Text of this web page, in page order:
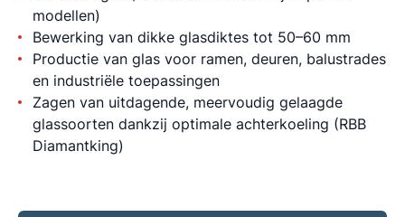
modellen)
Bewerking van dikke glasdiktes tot 50–60 mm
Productie van glas voor ramen, deuren, balustrades
en industriële toepassingen
Zagen van uitdagende, meervoudig gelaagde
glassoorten dankzij optimale achterkoeling (RBB
Diamantking)